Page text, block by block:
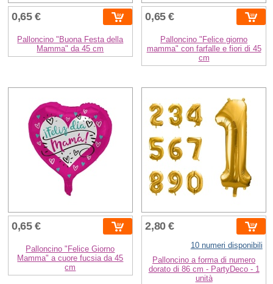
0,65 €
Palloncino "Buona Festa della
Mamma" da 45 cm
0,65 €
Palloncino "Felice giorno
mamma" con farfalle e fiori di 45
cm
0,65 €
Palloncino "Felice Giorno
Mamma" a cuore fucsia da 45
cm
2,80 €
10 numeri disponibili
Palloncino a forma di numero
dorato di 86 cm - PartyDeco - 1
unità